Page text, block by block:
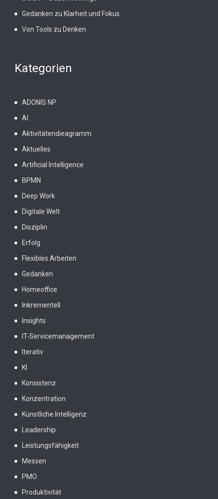
Gedanken zu Klarheit und Fokus
Von Tools zu Denken
Kategorien
ADONIS NP
AI
Aktivitätendieagramm
Aktuelles
Artificial Intelligence
BPMN
Deep Work
Digitale Welt
Disziplin
Erfolg
Flexibles Arbeiten
Gedanken
Homeoffice
Inkrementell
Insights
IT-Servicemanagement
Iterativ
KI
Konsistenz
Konzentration
Künstliche Intelligenz
Leadership
Leistungsfähigkeit
Messen
PMO
Produktivität